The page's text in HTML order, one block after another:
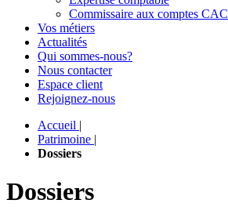
Commissaire aux comptes CAC
Vos métiers
Actualités
Qui sommes-nous?
Nous contacter
Espace client
Rejoignez-nous
Accueil |
Patrimoine |
Dossiers
Dossiers